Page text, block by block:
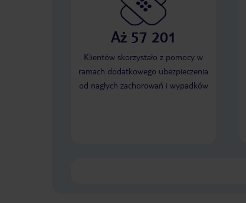
Aż 57 201
Klientów skorzystało z pomocy w
ramach dodatkowego ubezpieczenia
od nagłych zachorowań i wypadków